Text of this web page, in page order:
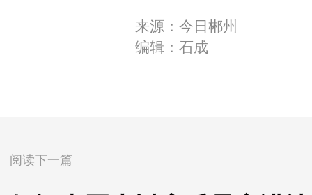
来源：今日郴州
编辑：石成
阅读下一篇